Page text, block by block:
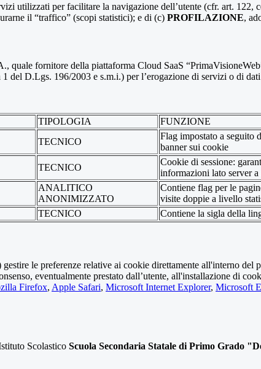
utilizzati per facilitare la navigazione dell’utente (cfr. art. 122,
il “traffico” (scopi statistici); e di (c) PROFILAZIONE,
quale fornitore della piattaforma Cloud SaaS
del D.Lgs. 196/2003 e s.m.i.) per l’erogazione di servizi o di
TIPOLOGIA FUNZIONE
TECNICO
Flag impostato a seguito
banner sui cookie
TECNICO
Cookie di sessione:
informazioni lato server
ANALITICO
ANONIMIZZATO
Contiene flag per le
visite doppie a livello
TECNICO Contiene la sigla della
le preferenze relative ai cookie direttamente all'interno
eventualmente prestato dall’utente, all'installazione di
Firefox, Apple Safari, Microsoft Internet Explorer, Microsoft
Scolastico Scuola Secondaria Statale di Primo Grado